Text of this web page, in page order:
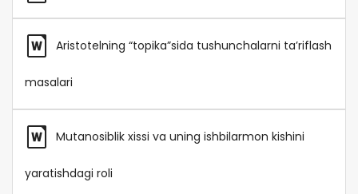
Aristotelning “topika”sida tushunchalarni ta’riflash
masalari
Mutanosiblik xissi va uning ishbilarmon kishini
yaratishdagi roli